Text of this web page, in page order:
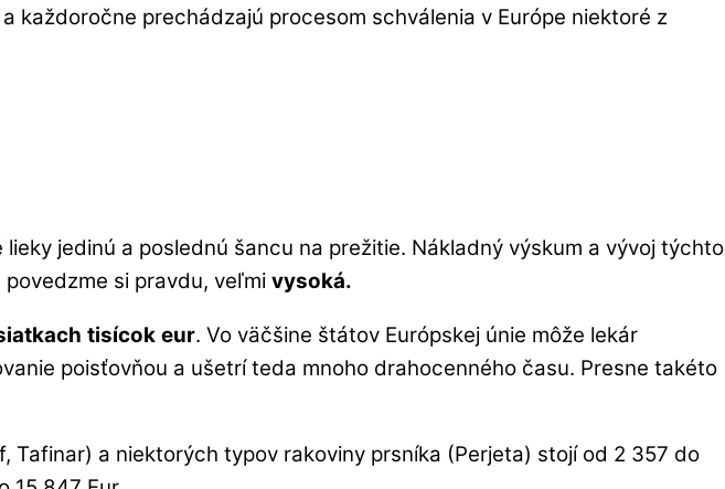
prechádzajú procesom schválenia v Európe niektoré z
jedinú a poslednú šancu na prežitie. Nákladný výskum a vývoj týchto
si pravdu, veľmi vysoká.
tisícok eur. Vo väčšine štátov Európskej únie môže lekár
poisťovňou a ušetrí teda mnoho drahocenného času. Presne takéto
Tafinar) a niektorých typov rakoviny prsníka (Perjeta) stojí od 2 357 do